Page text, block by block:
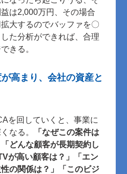
は2,000万円、その場合
大するのでバッファを〇
た分析ができれば、合理
きる。
高まり、会社の資産と
を回していくと、事業に
なる。
「なぜこの案件は
どんな顧客が長期契約し
が高い顧客は？」「エン
の関係は？」「このビジ